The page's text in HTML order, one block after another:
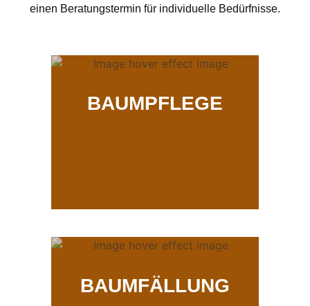
einen Beratungstermin für individuelle Bedürfnisse.
BAUMPFLEGE
BAUMFÄLLUNG